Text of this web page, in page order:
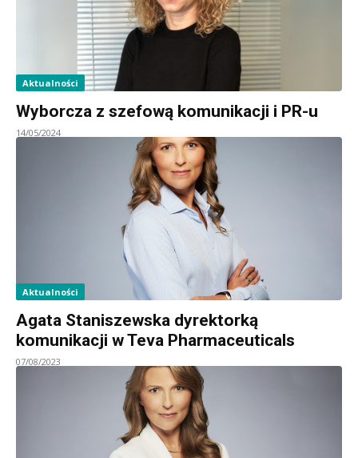
Aktualności
Wyborcza z szefową komunikacji i PR-u
14/05/2024
Aktualności
Agata Staniszewska dyrektorką
komunikacji w Teva Pharmaceuticals
07/08/2023